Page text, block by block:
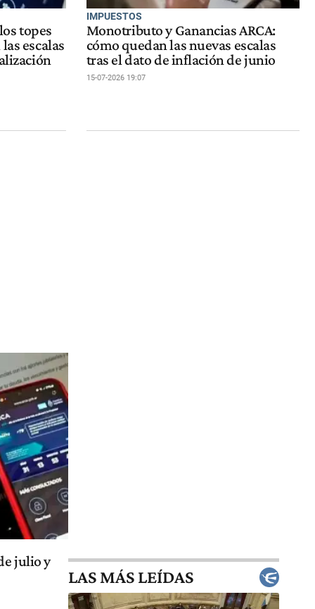
topes
escalas
IMPUESTOS
Monotributo y Ganancias ARCA:
cómo quedan las nuevas escalas
tras el dato de inflación de junio
15-07-2026 19:07
julio y
LAS MÁS LEÍDAS